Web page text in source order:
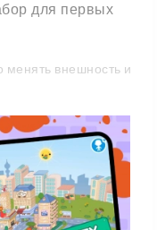
для первых
внешность и
и забавными
можно изменить
каждую